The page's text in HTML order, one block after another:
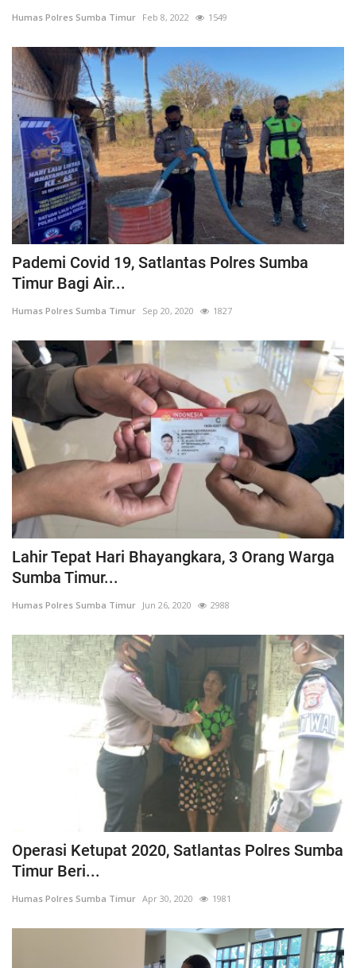
Humas Polres Sumba Timur Feb 8, 2022 1549
Pademi Covid 19, Satlantas Polres Sumba
Timur Bagi Air...
Humas Polres Sumba Timur Sep 20, 2020 1827
Lahir Tepat Hari Bhayangkara, 3 Orang Warga
Sumba Timur...
Humas Polres Sumba Timur Jun 26, 2020 2988
Operasi Ketupat 2020, Satlantas Polres Sumba
Timur Beri...
Humas Polres Sumba Timur Apr 30, 2020 1981